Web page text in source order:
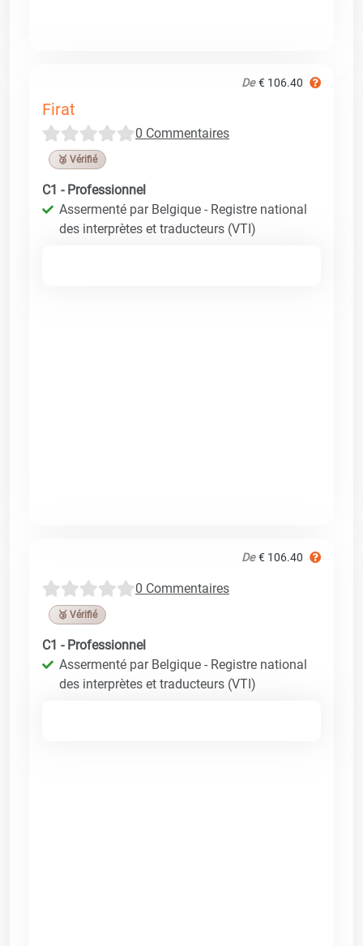
De € 106.40
Firat
0 Commentaires
🥉 Vérifié
C1 - Professionnel
Assermenté par Belgique - Registre national
des interprètes et traducteurs (VTI)
De € 106.40
0 Commentaires
🥉 Vérifié
C1 - Professionnel
Assermenté par Belgique - Registre national
des interprètes et traducteurs (VTI)